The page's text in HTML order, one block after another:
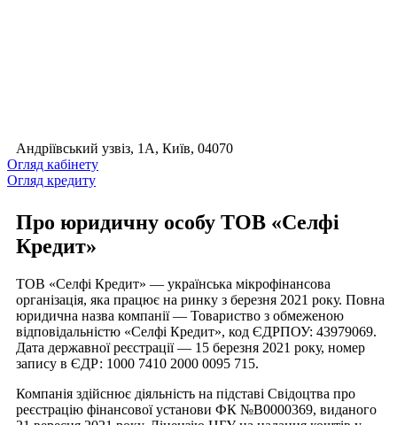
Андріївський узвіз, 1А, Київ, 04070
Огляд кабінету
Огляд кредиту
Про юридичну особу ТОВ «Селфі
Кредит»
ТОВ «Селфі Кредит» — українська мікрофінансова
організація, яка працює на ринку з березня 2021 року. Повна
юридична назва компанії — Товариство з обмеженою
відповідальністю «Селфі Кредит», код ЄДРПОУ: 43979069.
Дата державної реєстрації — 15 березня 2021 року, номер
запису в ЄДР: 1000 7410 2000 0095 715.
Компанія здійснює діяльність на підставі Свідоцтва про
реєстрацію фінансової установи ФК №В0000369, виданого